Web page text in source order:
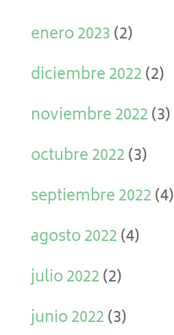
enero 2023(2)
diciembre 2022(2)
noviembre 2022(3)
octubre 2022(3)
septiembre 2022(4)
agosto 2022(4)
julio 2022(2)
junio 2022(3)